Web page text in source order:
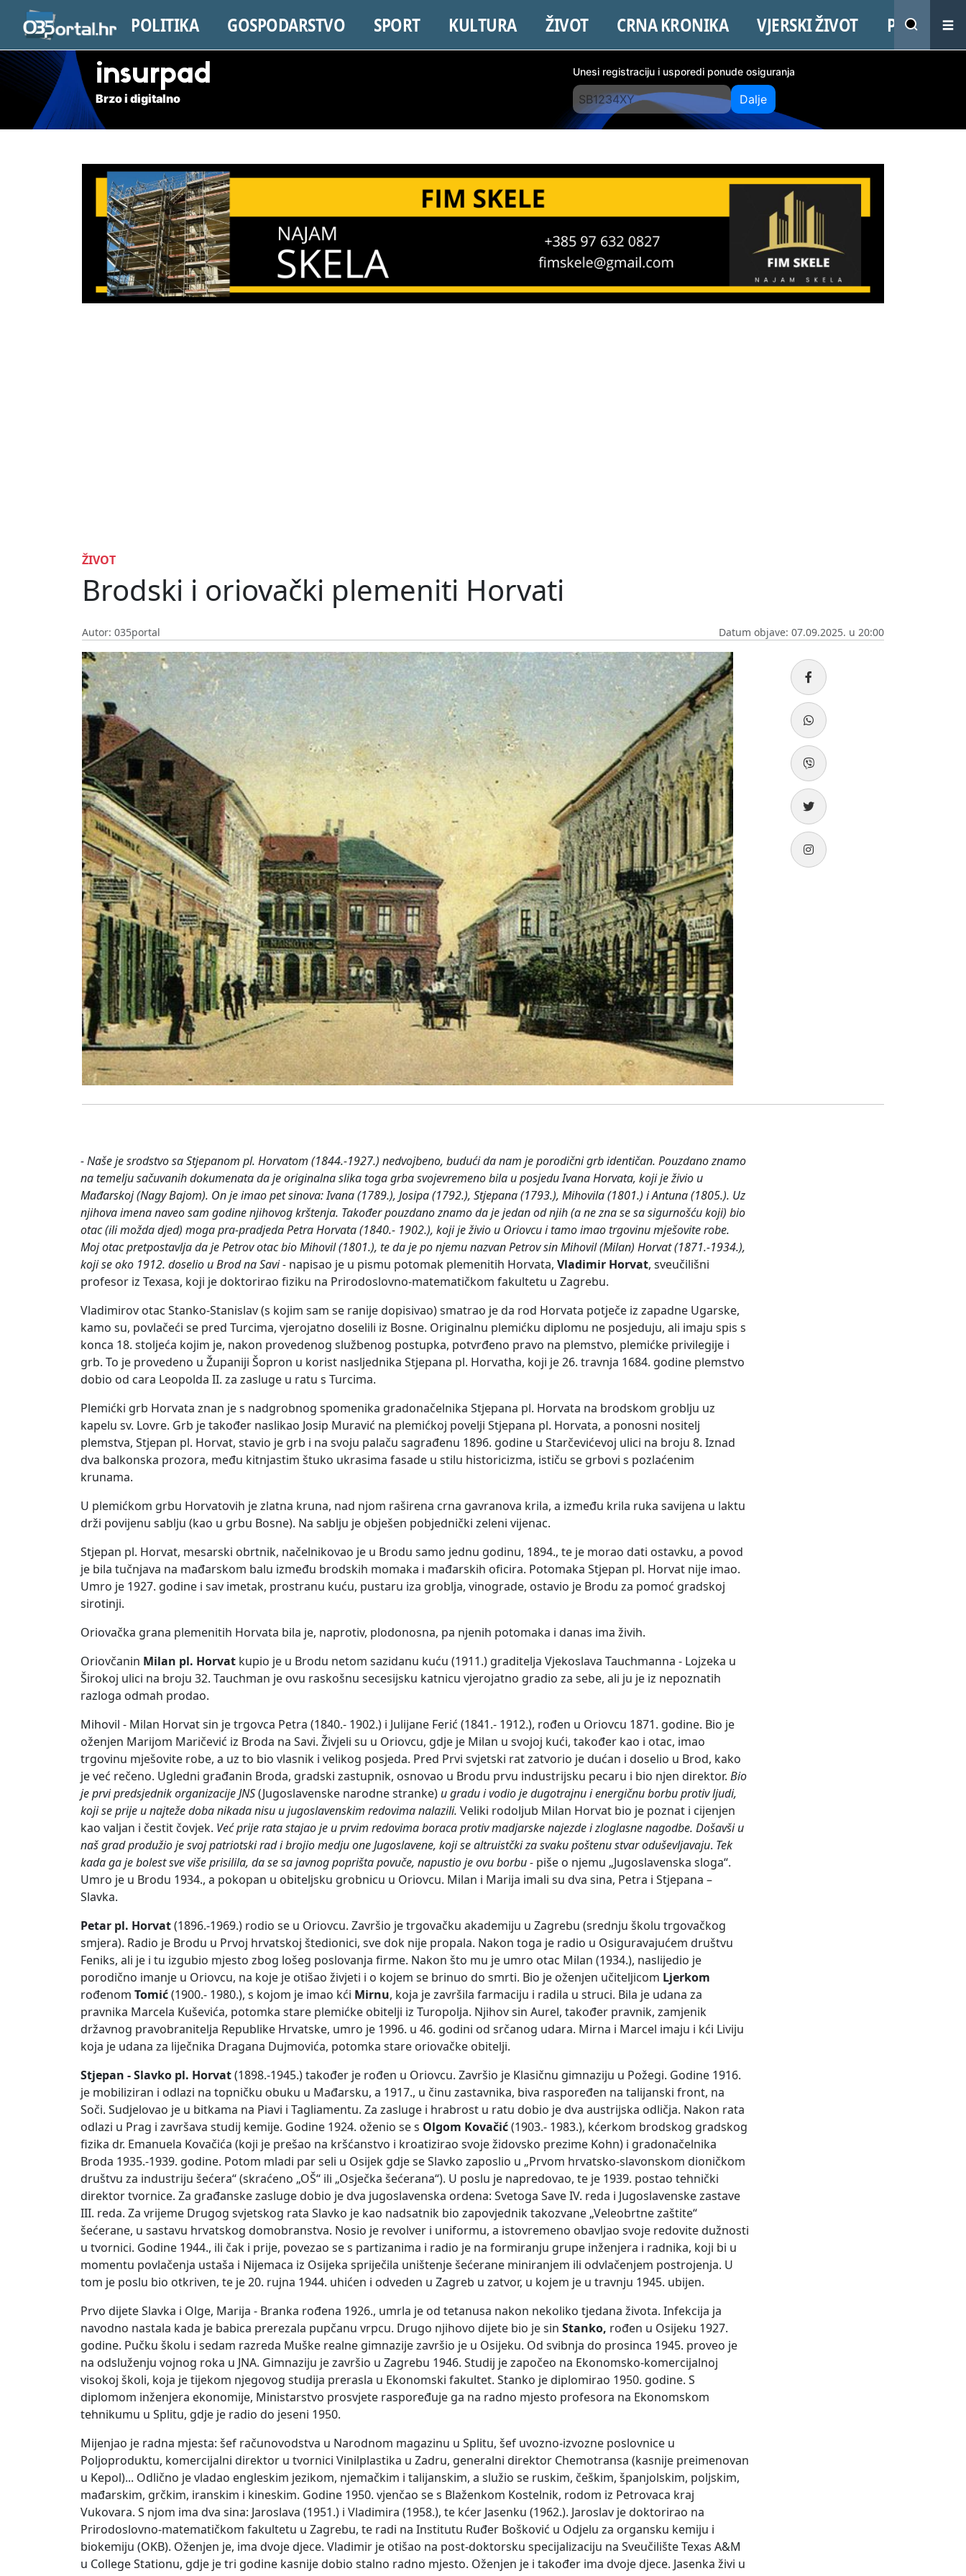
POLITIKA GOSPODARSTVO SPORT KULTURA ŽIVOT CRNA KRONIKA VJERSKI ŽIVOT PROMO
insurpad
Brzo i digitalno
Unesi registraciju i usporedi ponude osiguranja
Dalje
ŽIVOT
Brodski i oriovački plemeniti Horvati
Autor: 035portal Datum objave: 07.09.2025. u 20:00
- Naše je srodstvo sa Stjepanom pl. Horvatom (1844.-1927.) nedvojbeno, budući da nam je porodični grb identičan. Pouzdano znamo
na temelju sačuvanih dokumenata da je originalna slika toga grba svojevremeno bila u posjedu Ivana Horvata, koji je živio u
Mađarskoj (Nagy Bajom). On je imao pet sinova: Ivana (1789.), Josipa (1792.), Stjepana (1793.), Mihovila (1801.) i Antuna (1805.). Uz
njihova imena naveo sam godine njihovog krštenja. Također pouzdano znamo da je jedan od njih (a ne zna se sa sigurnošću koji) bio
otac (ili možda djed) moga pra-pradjeda Petra Horvata (1840.- 1902.), koji je živio u Oriovcu i tamo imao trgovinu mješovite robe.
Moj otac pretpostavlja da je Petrov otac bio Mihovil (1801.), te da je po njemu nazvan Petrov sin Mihovil (Milan) Horvat (1871.-1934.),
koji se oko 1912. doselio u Brod na Savi - napisao je u pismu potomak plemenitih Horvata, Vladimir Horvat, sveučilišni
profesor iz Texasa, koji je doktorirao fiziku na Prirodoslovno-matematičkom fakultetu u Zagrebu.
Vladimirov otac Stanko-Stanislav (s kojim sam se ranije dopisivao) smatrao je da rod Horvata potječe iz zapadne Ugarske,
kamo su, povlačeći se pred Turcima, vjerojatno doselili iz Bosne. Originalnu plemićku diplomu ne posjeduju, ali imaju spis s
konca 18. stoljeća kojim je, nakon provedenog službenog postupka, potvrđeno pravo na plemstvo, plemićke privilegije i
grb. To je provedeno u Županiji Šopron u korist nasljednika Stjepana pl. Horvatha, koji je 26. travnja 1684. godine plemstvo
dobio od cara Leopolda II. za zasluge u ratu s Turcima.
Plemićki grb Horvata znan je s nadgrobnog spomenika gradonačelnika Stjepana pl. Horvata na brodskom groblju uz
kapelu sv. Lovre. Grb je također naslikao Josip Muravić na plemićkoj povelji Stjepana pl. Horvata, a ponosni nositelj
plemstva, Stjepan pl. Horvat, stavio je grb i na svoju palaču sagrađenu 1896. godine u Starčevićevoj ulici na broju 8. Iznad
dva balkonska prozora, među kitnjastim štuko ukrasima fasade u stilu historicizma, ističu se grbovi s pozlaćenim
krunama.
U plemićkom grbu Horvatovih je zlatna kruna, nad njom raširena crna gavranova krila, a između krila ruka savijena u laktu
drži povijenu sablju (kao u grbu Bosne). Na sablju je obješen pobjednički zeleni vijenac.
Stjepan pl. Horvat, mesarski obrtnik, načelnikovao je u Brodu samo jednu godinu, 1894., te je morao dati ostavku, a povod
je bila tučnjava na mađarskom balu između brodskih momaka i mađarskih oficira. Potomaka Stjepan pl. Horvat nije imao.
Umro je 1927. godine i sav imetak, prostranu kuću, pustaru iza groblja, vinograde, ostavio je Brodu za pomoć gradskoj
sirotinji.
Oriovačka grana plemenitih Horvata bila je, naprotiv, plodonosna, pa njenih potomaka i danas ima živih.
Oriovčanin Milan pl. Horvat kupio je u Brodu netom sazidanu kuću (1911.) graditelja Vjekoslava Tauchmanna - Lojzeka u
Širokoj ulici na broju 32. Tauchman je ovu raskošnu secesijsku katnicu vjerojatno gradio za sebe, ali ju je iz nepoznatih
razloga odmah prodao.
Mihovil - Milan Horvat sin je trgovca Petra (1840.- 1902.) i Julijane Ferić (1841.- 1912.), rođen u Oriovcu 1871. godine. Bio je
oženjen Marijom Maričević iz Broda na Savi. Živjeli su u Oriovcu, gdje je Milan u svojoj kući, također kao i otac, imao
trgovinu mješovite robe, a uz to bio vlasnik i velikog posjeda. Pred Prvi svjetski rat zatvorio je dućan i doselio u Brod, kako
je već rečeno. Ugledni građanin Broda, gradski zastupnik, osnovao u Brodu prvu industrijsku pecaru i bio njen direktor. Bio
je prvi predsjednik organizacije JNS(Jugoslavenske narodne stranke) u gradu i vodio je dugotrajnu i energičnu borbu protiv ljudi,
koji se prije u najteže doba nikada nisu u jugoslavenskim redovima nalazili. Veliki rodoljub Milan Horvat bio je poznat i cijenjen
kao valjan i čestit čovjek. Već prije rata stajao je u prvim redovima boraca protiv madjarske najezde i zloglasne nagodbe. Došavši u
naš grad produžio je svoj patriotski rad i brojio medju one Jugoslavene, koji se altruistčki za svaku poštenu stvar oduševljavaju. Tek
kada ga je bolest sve više prisilila, da se sa javnog poprišta povuče, napustio je ovu borbu - piše o njemu „Jugoslavenska sloga“.
Umro je u Brodu 1934., a pokopan u obiteljsku grobnicu u Oriovcu. Milan i Marija imali su dva sina, Petra i Stjepana –
Slavka.
Petar pl. Horvat(1896.-1969.) rodio se u Oriovcu. Završio je trgovačku akademiju u Zagrebu (srednju školu trgovačkog
smjera). Radio je Brodu u Prvoj hrvatskoj štedionici, sve dok nije propala. Nakon toga je radio u Osiguravajućem društvu
Feniks, ali je i tu izgubio mjesto zbog lošeg poslovanja firme. Nakon što mu je umro otac Milan (1934.), naslijedio je
porodično imanje u Oriovcu, na koje je otišao živjeti i o kojem se brinuo do smrti. Bio je oženjen učiteljicom Ljerkom
rođenom Tomić(1900.- 1980.), s kojom je imao kći Mirnu, koja je završila farmaciju i radila u struci. Bila je udana za
pravnika Marcela Kuševića, potomka stare plemićke obitelji iz Turopolja. Njihov sin Aurel, također pravnik, zamjenik
državnog pravobranitelja Republike Hrvatske, umro je 1996. u 46. godini od srčanog udara. Mirna i Marcel imaju i kći Liviju
koja je udana za liječnika Dragana Dujmovića, potomka stare oriovačke obitelji.
Stjepan - Slavko pl. Horvat(1898.-1945.) također je rođen u Oriovcu. Završio je Klasičnu gimnaziju u Požegi. Godine 1916.
je mobiliziran i odlazi na topničku obuku u Mađarsku, a 1917., u činu zastavnika, biva raspoređen na talijanski front, na
Soči. Sudjelovao je u bitkama na Piavi i Tagliamentu. Za zasluge i hrabrost u ratu dobio je dva austrijska odličja. Nakon rata
odlazi u Prag i završava studij kemije. Godine 1924. oženio se s Olgom Kovačić(1903.- 1983.), kćerkom brodskog gradskog
fizika dr. Emanuela Kovačića (koji je prešao na kršćanstvo i kroatizirao svoje židovsko prezime Kohn) i gradonačelnika
Broda 1935.-1939. godine. Potom mladi par seli u Osijek gdje se Slavko zaposlio u „Prvom hrvatsko-slavonskom dioničkom
društvu za industriju šećera“ (skraćeno „OŠ“ ili „Osječka šećerana“). U poslu je napredovao, te je 1939. postao tehnički
direktor tvornice. Za građanske zasluge dobio je dva jugoslavenska ordena: Svetoga Save IV. reda i Jugoslavenske zastave
III. reda. Za vrijeme Drugog svjetskog rata Slavko je kao nadsatnik bio zapovjednik takozvane „Veleobrtne zaštite“
šećerane, u sastavu hrvatskog domobranstva. Nosio je revolver i uniformu, a istovremeno obavljao svoje redovite dužnosti
u tvornici. Godine 1944., ili čak i prije, povezao se s partizanima i radio je na formiranju grupe inženjera i radnika, koji bi u
momentu povlačenja ustaša i Nijemaca iz Osijeka spriječila uništenje šećerane miniranjem ili odvlačenjem postrojenja. U
tom je poslu bio otkriven, te je 20. rujna 1944. uhićen i odveden u Zagreb u zatvor, u kojem je u travnju 1945. ubijen.
Prvo dijete Slavka i Olge, Marija - Branka rođena 1926., umrla je od tetanusa nakon nekoliko tjedana života. Infekcija ja
navodno nastala kada je babica prerezala pupčanu vrpcu. Drugo njihovo dijete bio je sin Stanko, rođen u Osijeku 1927.
godine. Pučku školu i sedam razreda Muške realne gimnazije završio je u Osijeku. Od svibnja do prosinca 1945. proveo je
na odsluženju vojnog roka u JNA. Gimnaziju je završio u Zagrebu 1946. Studij je započeo na Ekonomsko-komercijalnoj
visokoj školi, koja je tijekom njegovog studija prerasla u Ekonomski fakultet. Stanko je diplomirao 1950. godine. S
diplomom inženjera ekonomije, Ministarstvo prosvjete raspoređuje ga na radno mjesto profesora na Ekonomskom
tehnikumu u Splitu, gdje je radio do jeseni 1950.
Mijenjao je radna mjesta: šef računovodstva u Narodnom magazinu u Splitu, šef uvozno-izvozne poslovnice u
Poljoproduktu, komercijalni direktor u tvornici Vinilplastika u Zadru, generalni direktor Chemotransa (kasnije preimenovan
u Kepol)... Odlično je vladao engleskim jezikom, njemačkim i talijanskim, a služio se ruskim, češkim, španjolskim, poljskim,
mađarskim, grčkim, iranskim i kineskim. Godine 1950. vjenčao se s Blaženkom Kostelnik, rodom iz Petrovaca kraj
Vukovara. S njom ima dva sina: Jaroslava (1951.) i Vladimira (1958.), te kćer Jasenku (1962.). Jaroslav je doktorirao na
Prirodoslovno-matematičkom fakultetu u Zagrebu, te radi na Institutu Ruđer Bošković u Odjelu za organsku kemiju i
biokemiju (OKB). Oženjen je, ima dvoje djece. Vladimir je otišao na post-doktorsku specijalizaciju na Sveučilište Texas A&M
u College Stationu, gdje je tri godine kasnije dobio stalno radno mjesto. Oženjen je i također ima dvoje djece. Jasenka živi u